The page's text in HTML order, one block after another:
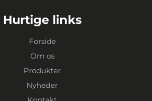
Hurtige links
Forside
Om os
Produkter
Nyheder